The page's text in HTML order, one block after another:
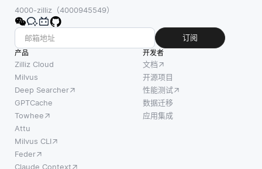
4000-zilliz（4000945549）
订阅
产品
Zilliz Cloud
Milvus
Deep Searcher
GPTCache
Towhee
Attu
Milvus CLI
Feder
Claude Context
开发者
文档
开源项目
性能测试
数据迁移
应用集成